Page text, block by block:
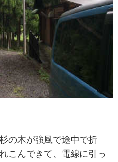
の木が強風で途中で折
こんできて、電線に引っ